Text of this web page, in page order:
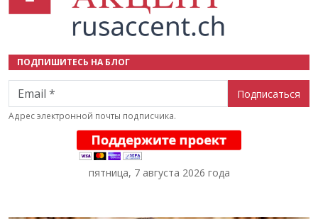
ПОДПИШИТЕСЬ НА БЛОГ
Email
Адрес электронной почты подписчика.
пятница, 7 августа 2026 года